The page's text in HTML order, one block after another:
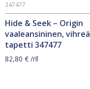
Hide & Seek – Origin
vaaleansininen, vihreä
tapetti 347477
347477
82,80 € /rll